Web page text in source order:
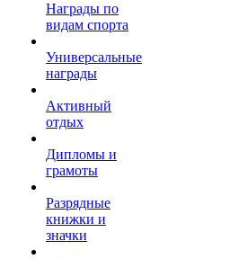
Награды по
видам спорта
Универсальные
награды
Активный
отдых
Дипломы и
грамоты
Разрядные
книжки и
значки